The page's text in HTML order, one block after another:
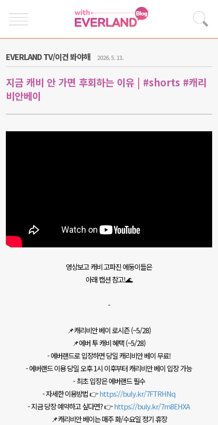
EVERLAND TV/이건 봐야해 2026. 5. 13.
지금 캐비 안 가면 후회하는 이유 | #shorts #캐리
비안베이
영상보고 캐비 고파진 에둥이들은
아래 캡션 참고!🌊
-
📌캐리비안 베이 로시즌 (~5/28)
📌에버 투 캐비 혜택 (~5/28)
- 에버랜드로 입장하면 당일 캐리비안 베이 무료!
- 에버랜드 이용 당일 오후 1시 이후부터 캐리비안 베이 입장 가능
- 최초 입장은 에버랜드 필수
- 자세한 이용방법 👉https://buly.kr/7FTRHNq
- 지금 당장 예약하고 싶다면? 👉https://buly.kr/7m8EHXA
📌캐리비안 베이는 매주 화/수요일 정기 휴장